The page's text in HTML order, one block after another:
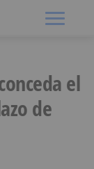
el
de